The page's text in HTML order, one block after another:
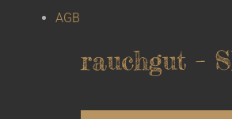
rauchgut –
AGB